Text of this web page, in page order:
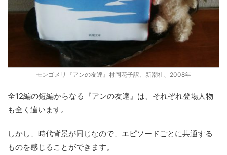
モンゴメリ『アンの友達』村岡花子訳、新潮社、2008年
全12編の短編からなる『アンの友達』は、それぞれ登場人物
も全く違います。
しかし、時代背景が同じなので、エピソードごとに共通する
ものを感じることができます。